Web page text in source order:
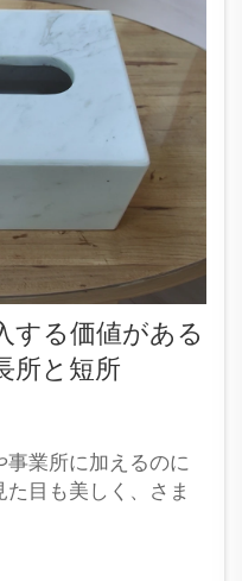
する価値がある
所と短所
事業所に加えるのに
目も美しく、さま
くの人が、その価
を疑問に思ってい